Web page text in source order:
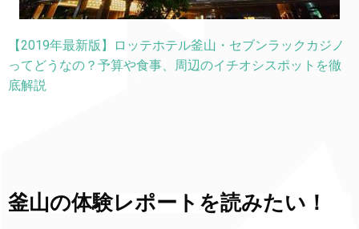
【2019年最新版】ロッテホテル釜山・セブンラックカジノ
ってどうなの？予算や食事、周辺のイチオシスポットを徹
底解説
釜山の体験レポートを読みたい！